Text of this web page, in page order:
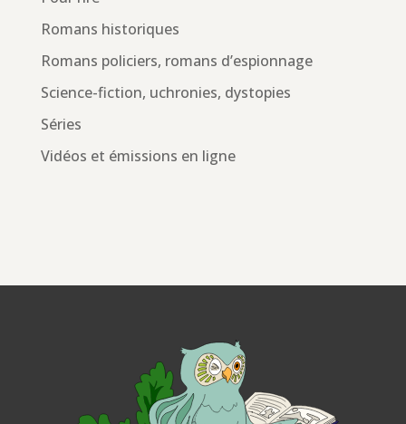
Romans historiques
Romans policiers, romans d’espionnage
Science-fiction, uchronies, dystopies
Séries
Vidéos et émissions en ligne